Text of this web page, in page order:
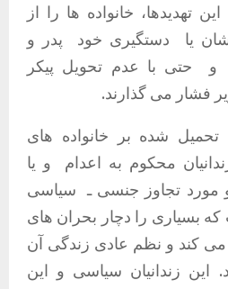
این تهدیدها، خانواده ها را از
یا دستگیری خود
پدر و
و
حتی با عدم تحویل پیکر
فشار می گذارند.
شده بر خانواده های
محکوم به اعدام
و یا
مورد تجاوز جنسی ـ
سیاسی
بسیاری را دچار بحران های
کند و نظم عادی زندگی آن
.
این زندانیان سیاسی و این